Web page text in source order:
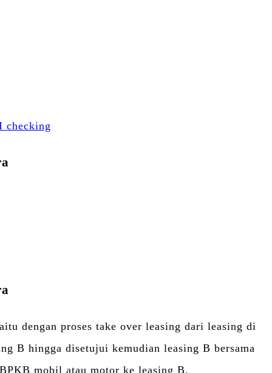
checking
dengan proses take over leasing dari leasing di
B hingga disetujui kemudian leasing B bersama
mobil atau motor ke leasing B.